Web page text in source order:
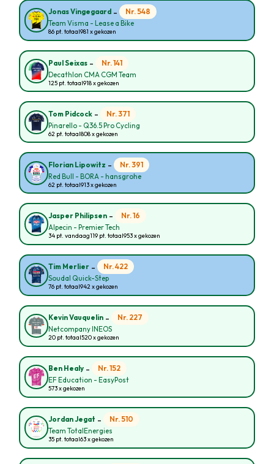
Jonas Vingegaard - Nr. 548
Team Visma - Lease a Bike
86 pt. totaal981 x gekozen
Paul Seixas - Nr. 141
Decathlon CMA CGM Team
125 pt. totaal918 x gekozen
Tom Pidcock - Nr. 371
Pinarello - Q36.5 Pro Cycling
62 pt. totaal808 x gekozen
Florian Lipowitz - Nr. 391
Red Bull - BORA - hansgrohe
62 pt. totaal913 x gekozen
Jasper Philipsen - Nr. 16
Alpecin - Premier Tech
34 pt. vandaag119 pt. totaal953 x gekozen
Tim Merlier - Nr. 422
Soudal Quick-Step
76 pt. totaal942 x gekozen
Kevin Vauquelin - Nr. 227
Netcompany INEOS
20 pt. totaal520 x gekozen
Ben Healy - Nr. 152
EF Education - EasyPost
573 x gekozen
Jordan Jegat - Nr. 510
Team TotalEnergies
35 pt. totaal63 x gekozen